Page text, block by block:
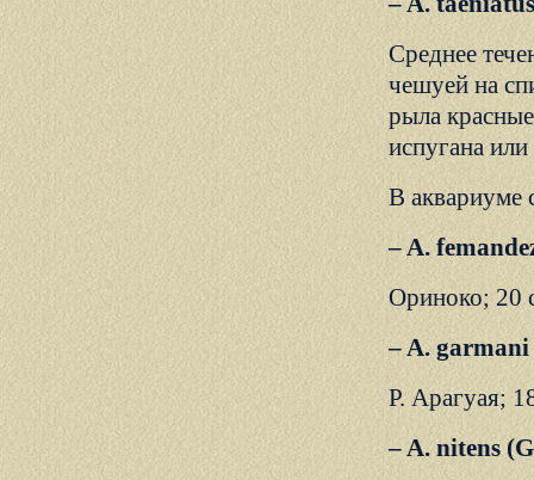
Среднее
чешуей на
рыла
испугана или
В аквариуме
– A.
Ориноко; 20
– A.
Р. Арагуая;
– A. nitens